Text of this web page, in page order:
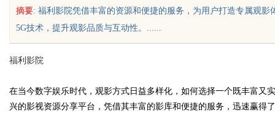
摘要: 福利影院凭借丰富的资源和便捷的服务，为用户打造专属观
5G技术，提升观影品质与互动性。......
福利影院
在当今数字娱乐时代，观影方式日益多样化，如何选择一个既丰富又
兴的影视资源分享平台，凭借其丰富的影库和便捷的服务，迅速赢得
开城市隐秘真相的
平台的崛起与发展